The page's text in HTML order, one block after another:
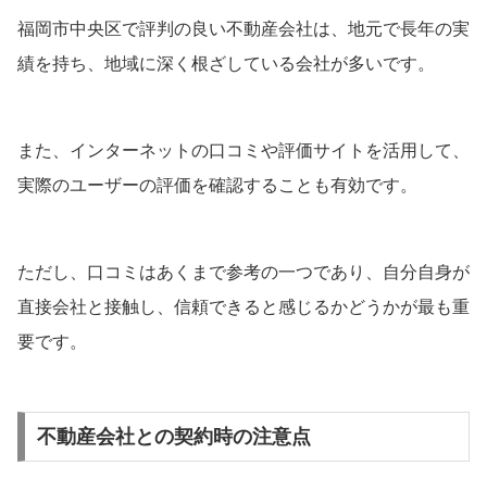
福岡市中央区で評判の良い不動産会社は、地元で長年の実
績を持ち、地域に深く根ざしている会社が多いです。
また、インターネットの口コミや評価サイトを活用して、
実際のユーザーの評価を確認することも有効です。
ただし、口コミはあくまで参考の一つであり、自分自身が
直接会社と接触し、信頼できると感じるかどうかが最も重
要です。
不動産会社との契約時の注意点